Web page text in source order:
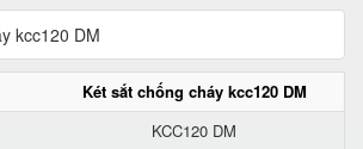
Két sắt chống cháy kcc120 DM
KCC120 DM